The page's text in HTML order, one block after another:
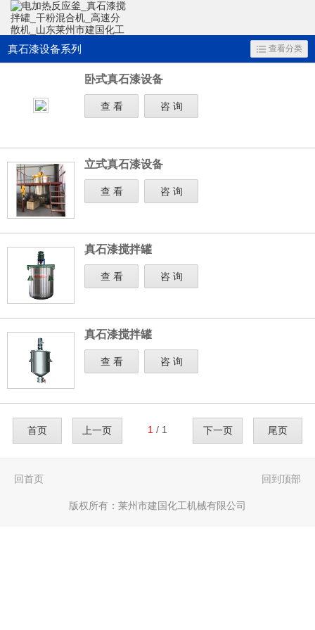
真石漆设备系列 查看分类
卧式真石漆设备
查 看 咨 询
立式真石漆设备
查 看 咨 询
真石漆搅拌罐
查 看 咨 询
真石漆搅拌罐
查 看 咨 询
首页 上一页 1 / 1 下一页 尾页
回首页 回到顶部
版权所有： 莱州市建国化工机械有限公司